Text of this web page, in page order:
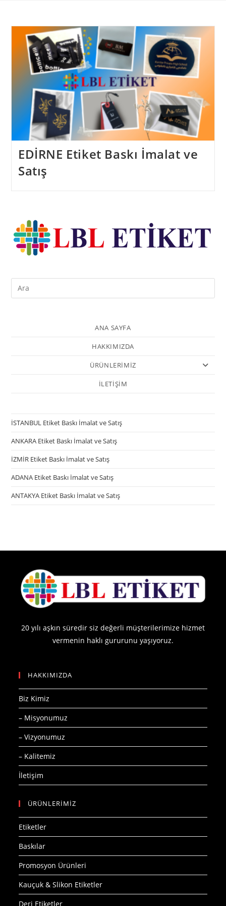
EDİRNE Etiket Baskı İmalat ve
Satış
ANA SAYFA
HAKKIMIZDA
ÜRÜNLERİMİZ
İLETİŞİM
İSTANBUL Etiket Baskı İmalat ve Satış
ANKARA Etiket Baskı İmalat ve Satış
İZMİR Etiket Baskı İmalat ve Satış
ADANA Etiket Baskı İmalat ve Satış
ANTAKYA Etiket Baskı İmalat ve Satış
20 yılı aşkın süredir siz değerli müşterilerimize hizmet
vermenin haklı gururunu yaşıyoruz.
HAKKIMIZDA
Biz Kimiz
– Misyonumuz
– Vizyonumuz
– Kalitemiz
İletişim
ÜRÜNLERİMİZ
Etiketler
Baskılar
Promosyon Ürünleri
Kauçuk & Slikon Etiketler
Deri Etiketler